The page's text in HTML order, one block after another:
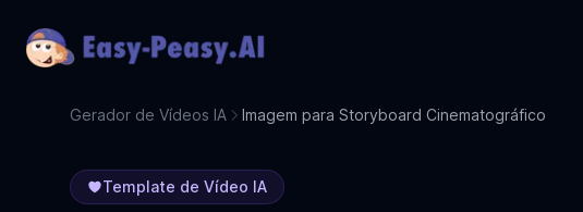
Gerador de Vídeos IA Imagem para Storyboard Cinematográfico
Template de Vídeo IA